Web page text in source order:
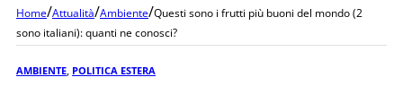
Home/Attualità/Ambiente/Questi sono i frutti più buoni del mondo (2
sono italiani): quanti ne conosci?
AMBIENTE POLITICA ESTERA